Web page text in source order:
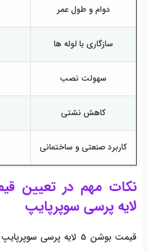
دوام و طول عمر
سازگاری با لوله‌ ها
سهولت نصب
کاهش نشتی
کاربرد صنعتی و ساختمانی
لایه پرسی سوپرپایپ
قیمت بوشن 5 لایه پرسی